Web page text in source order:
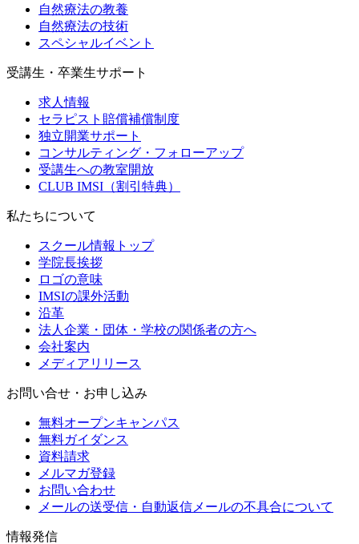
自然療法の教養
自然療法の技術
スペシャルイベント
受講生・卒業生サポート
求人情報
セラピスト賠償補償制度
独立開業サポート
コンサルティング・フォローアップ
受講生への教室開放
CLUB IMSI（割引特典）
私たちについて
スクール情報トップ
学院長挨拶
ロゴの意味
IMSIの課外活動
沿革
法人企業・団体・学校の関係者の方へ
会社案内
メディアリリース
お問い合せ・お申し込み
無料オープンキャンパス
無料ガイダンス
資料請求
メルマガ登録
お問い合わせ
メールの送受信・自動返信メールの不具合について
情報発信